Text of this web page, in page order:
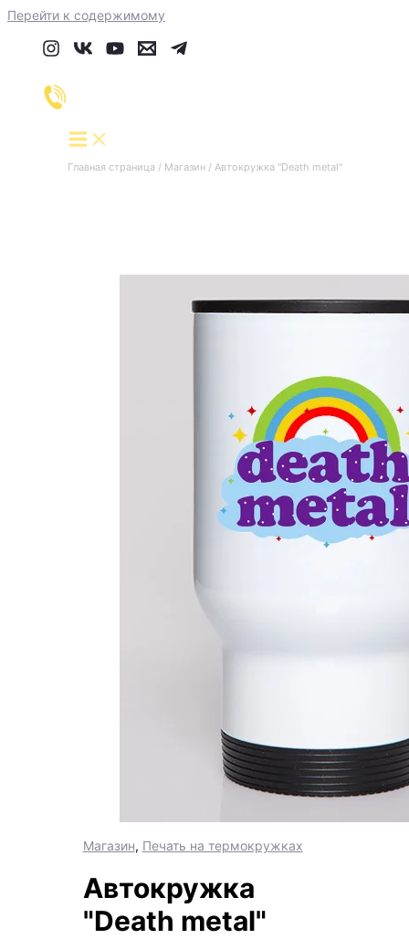
Перейти к содержимому
Главная страница/ Магазин/ Автокружка "Death metal"
Магазин, Печать на термокружках
Автокружка
"Death metal"